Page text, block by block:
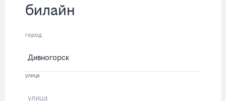
билайн
город
улица